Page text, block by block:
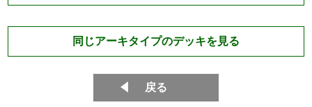
同じアーキタイプのデッキを見る
戻る